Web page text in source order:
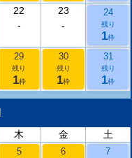
22
-
23
-
24
残り
1枠
29
残り
1枠
30
残り
1枠
31
残り
1枠
木 金
土
5 6 7